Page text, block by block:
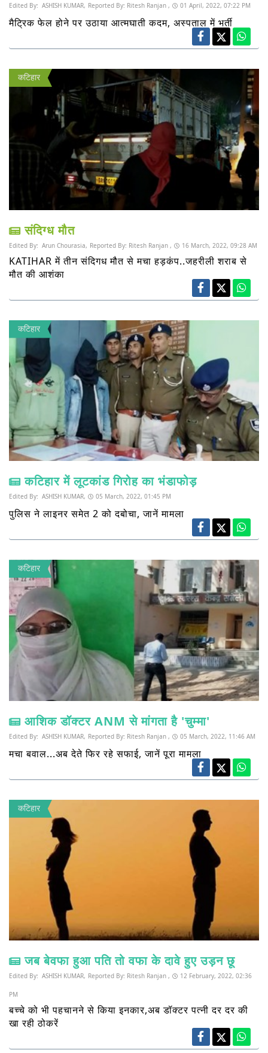
Edited By: ASHISH KUMAR, Reported By: Ritesh Ranjan , 01 April, 2022, 07:22 PM
मैट्रिक फेल होने पर उठाया आत्मघाती कदम, अस्पताल में भर्ती
कटिहार
संदिग्ध मौत
Edited By: Arun Chourasia, Reported By: Ritesh Ranjan , 16 March, 2022, 09:28 AM
KATIHAR में तीन संदिगध मौत से मचा हड़कंप..जहरीली शराब से
मौत की आशंका
कटिहार
कटिहार में लूटकांड गिरोह का भंडाफोड़
Edited By: ASHISH KUMAR, 05 March, 2022, 01:45 PM
पुलिस ने लाइनर समेत 2 को दबोचा, जानें मामला
कटिहार
आशिक डॉक्टर ANM से मांगता है 'चुम्मा'
Edited By: ASHISH KUMAR, Reported By: Ritesh Ranjan , 05 March, 2022, 11:46 AM
मचा बवाल...अब देते फिर रहे सफाई, जानें पूरा मामला
कटिहार
जब बेवफा हुआ पति तो वफा के दावे हुए उड़न छू
Edited By: ASHISH KUMAR, Reported By: Ritesh Ranjan , 12 February, 2022, 02:36
PM
बच्चे को भी पहचानने से किया इनकार,अब डॉक्टर पत्नी दर दर की
खा रही ठोकरें